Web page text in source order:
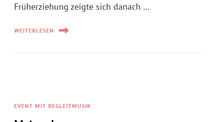
Früherziehung zeigte sich danach …
WEITERLESEN
EVENT MIT BEGLEITMUSIK